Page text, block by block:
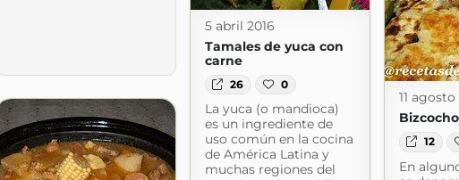
5 abril 2016
Tamales de yuca con
carne
26 0
La yuca (o mandioca)
es un ingrediente de
uso común en la cocina
de América Latina y
muchas regiones del
11 agosto
12
En